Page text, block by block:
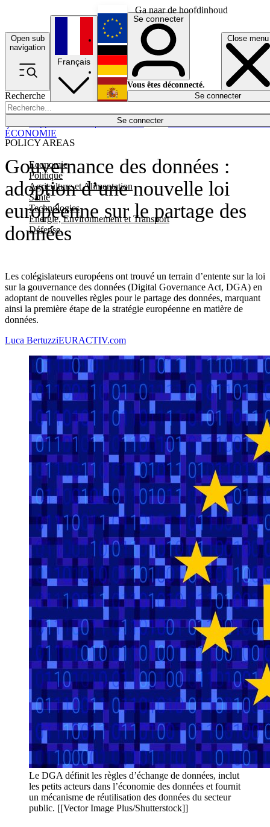
Ga naar de hoofdinhoud
Open sub
navigation
Close menu
Recherche
Se connecter
POLICY AREAS
Economie
Politique
Agriculture et Alimentation
Santé
Technologies
Energie, Environnement et Transport
Défense
Économie
Français
English
Deutsch
Español
Se connecter
Vous êtes déconnecté.
Se connecter
Gouvernance des données :
adoption d’une nouvelle loi
européenne sur le partage des
données
Les colégislateurs européens ont trouvé un terrain d’entente sur la loi
sur la gouvernance des données (Digital Governance Act, DGA) en
adoptant de nouvelles règles pour le partage des données, marquant
ainsi la première étape de la stratégie européenne en matière de
données.
ÉCONOMIE
Luca BertuzziEURACTIV.com
Le DGA définit les règles d’échange de données, inclut
les petits acteurs dans l’économie des données et fournit
un mécanisme de réutilisation des données du secteur
public. [[Vector Image Plus/Shutterstock]]